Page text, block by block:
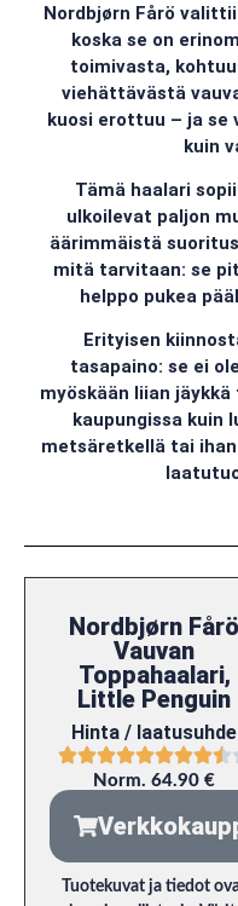
Nordbjørn Fårö
koska se on
toimivasta,
viehättävästä
kuosi erottuu – ja
kuin
Tämä haalari
ulkoilevat paljon
äärimmäistä
mitä tarvitaan: se
helppo pukea
Erityisen
tasapaino: se ei
myöskään liian
kaupungissa kuin
metsäretkellä tai
Nordbjørn Fårö
Vauvan
Toppahaalari,
Little Penguin
Hinta / laatusuhde
Norm. 64.90 €
Tuotekuvat ja tiedot